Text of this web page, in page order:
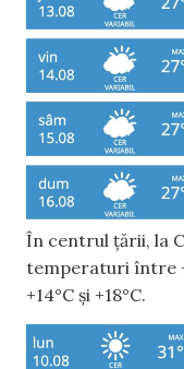
În centrul țării, la
temperaturi între
+14°C și +18°C.